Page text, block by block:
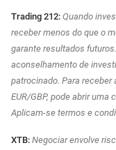
Trading 212: Quando
receber menos do que o
garante resultados
aconselhamento de
patrocinado. Para
EUR/GBP, pode abrir uma
Aplicam-se termos e
XTB: Negociar envolve